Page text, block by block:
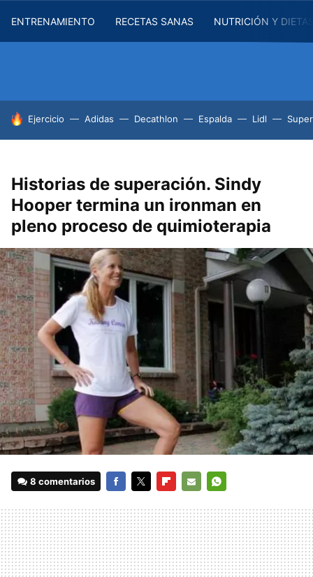
ENTRENAMIENTO RECETAS SANAS NUTRICIÓN Y
HOY SE HABLA DE
Ejercicio Adidas Decathlon Espalda Lidl
Historias de superación. Sindy
Hooper termina un ironman en
pleno proceso de quimioterapia
8 comentarios
MAIL